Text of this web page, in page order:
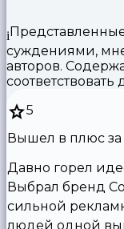
суждениями,
авторов.
соответствовать
5
Вышел в плюс за
Давно горел
Выбрал бренд
сильной
людей одной